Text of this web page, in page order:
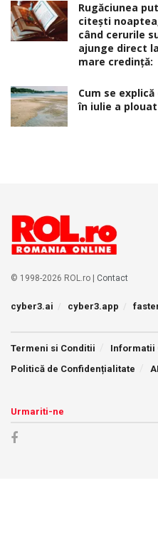
Rugăciunea
citești
când cerurile
ajunge direct
mare credință:
Cum se
în iulie a
© 1998-2026 ROL.ro | Contact
cyber3.ai cyber3.app
Termeni si Conditii
Informatii
Politică de Confidențialitate
Urmariti-ne